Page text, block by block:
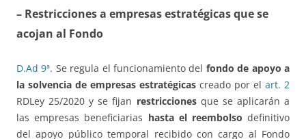
– Restricciones a empresas estratégicas que se
acojan al Fondo
D.Ad 9ª. Se regula el funcionamiento del fondo de apoyo a
la solvencia de empresas estratégicas creado por el art. 2
RDLey 25/2020 y se fijan restriccionesque se aplicarán a
las empresas beneficiarias hasta el reembolso definitivo
del apoyo público temporal recibido con cargo al Fondo